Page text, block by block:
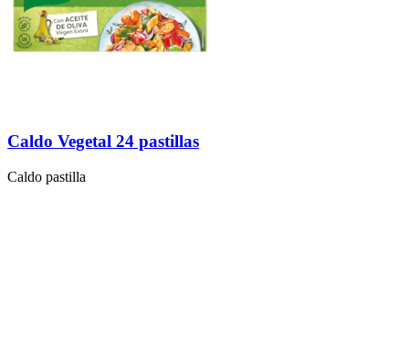
Caldo Vegetal 24 pastillas
Caldo pastilla